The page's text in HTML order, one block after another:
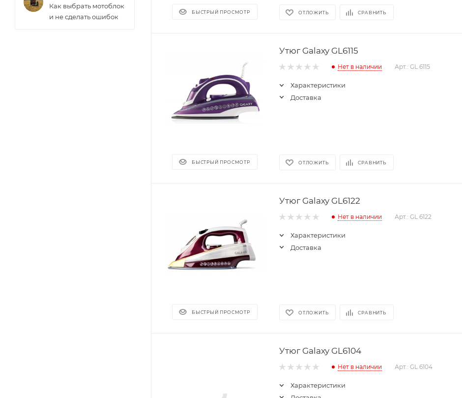
БЫСТРЫЙ ПРОСМОТР ОТЛОЖИТЬ СРАВНИТЬ
БЫСТРЫЙ ПРОСМОТР
Утюг Galaxy GL6115
Нет в наличии Арт.: GL 6115
Характеристики
Доставка
ОТЛОЖИТЬ СРАВНИТЬ
БЫСТРЫЙ ПРОСМОТР
Утюг Galaxy GL6122
Нет в наличии Арт.: GL 6122
Характеристики
Доставка
ОТЛОЖИТЬ СРАВНИТЬ
Утюг Galaxy GL6104
Нет в наличии Арт.: GL 6104
Характеристики
Как выбрать мотоблок
и не сделать ошибок